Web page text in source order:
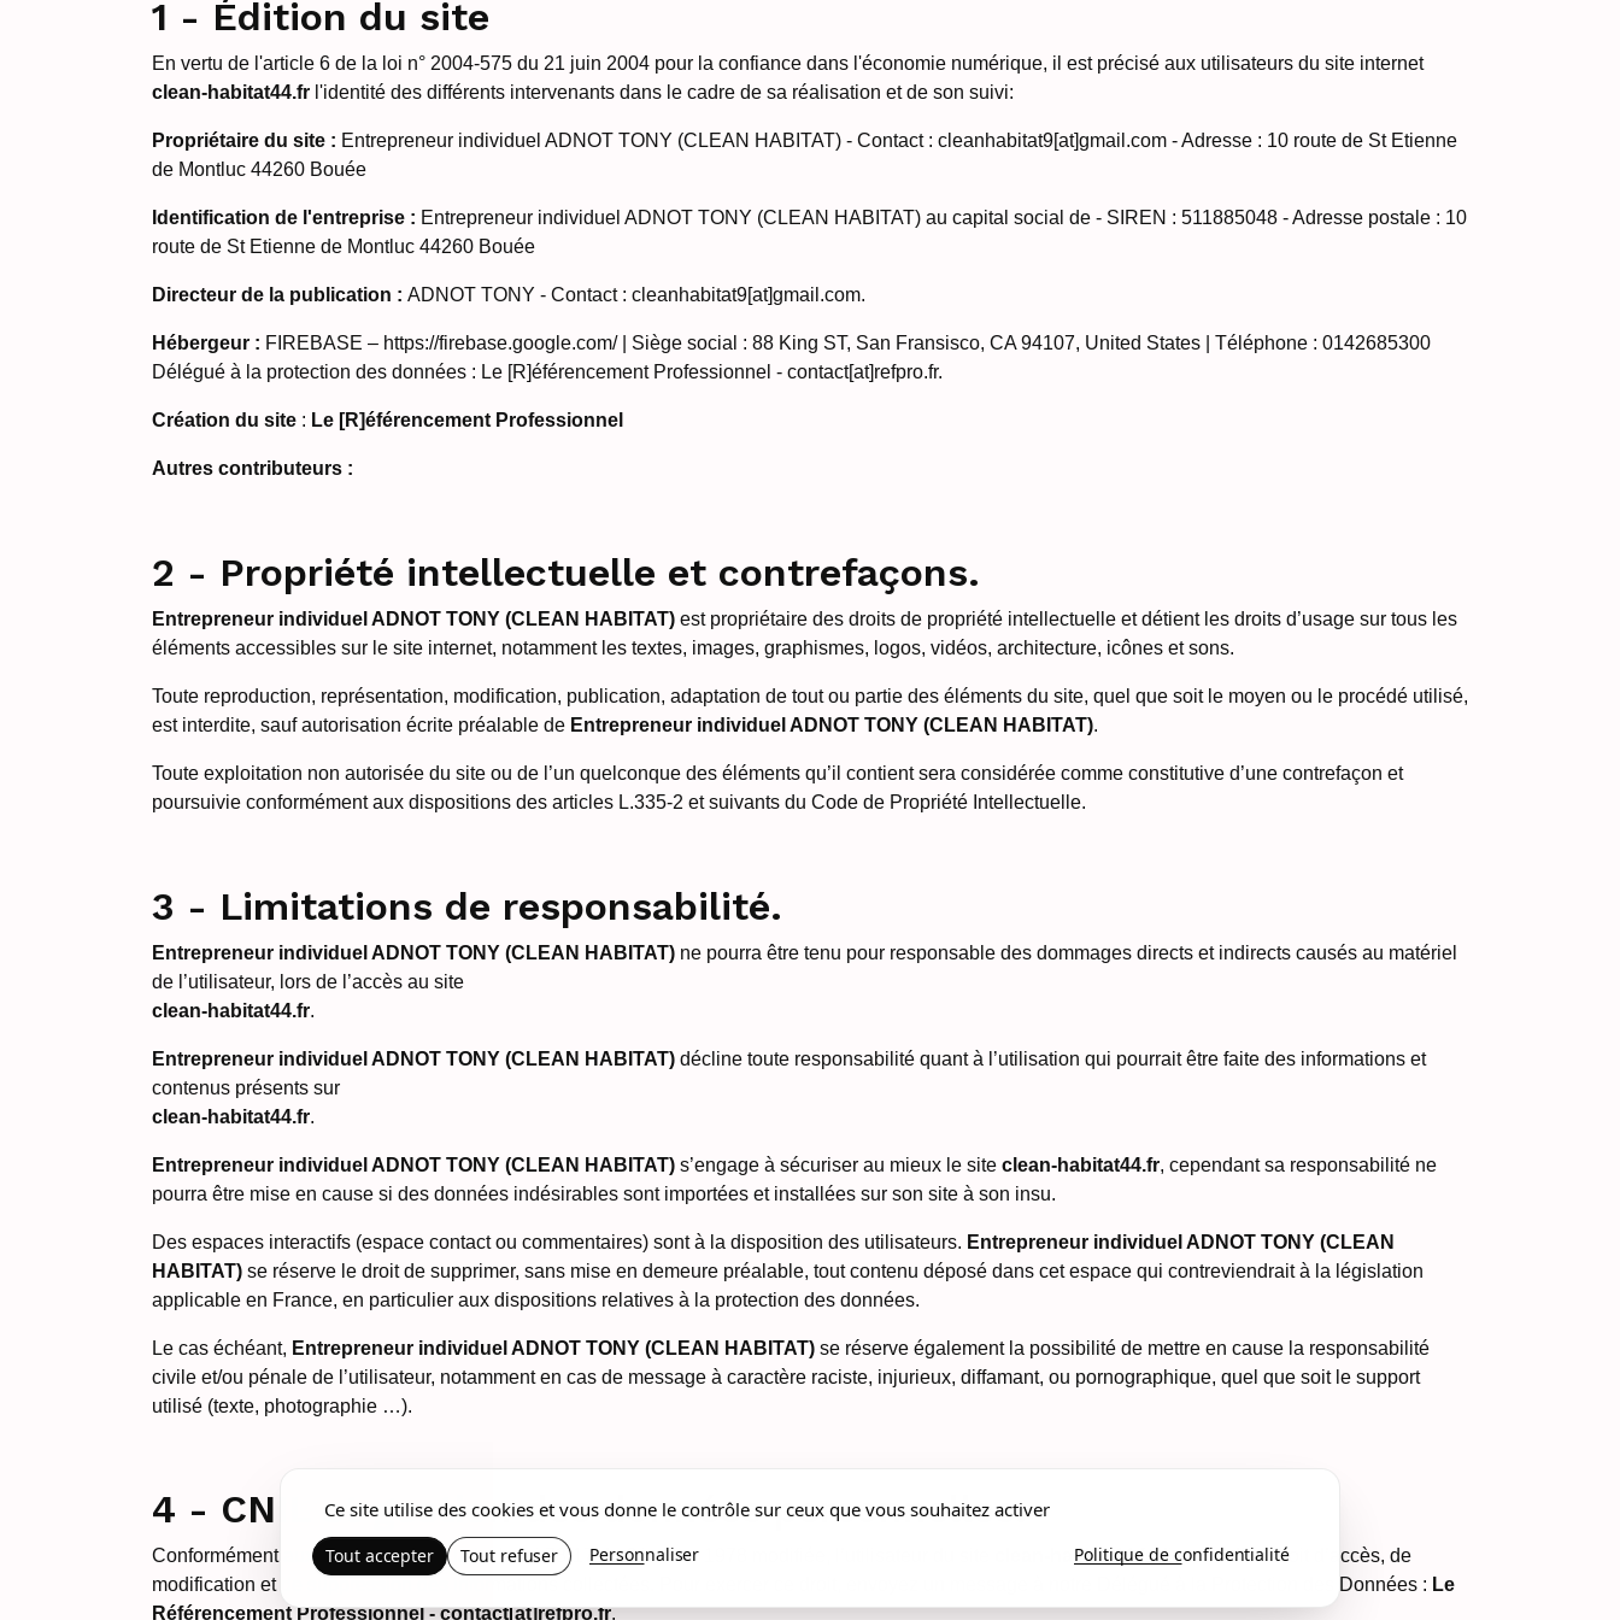
1 - Édition du site
En vertu de l'article 6 de la loi n° 2004-575 du 21 juin 2004 pour la confiance dans l'économie numérique, il est précisé aux utilisateurs du site internet
clean-habitat44.fr l'identité des différents intervenants dans le cadre de sa réalisation et de son suivi:
Propriétaire du site : Entrepreneur individuel ADNOT TONY (CLEAN HABITAT) - Contact : cleanhabitat9[at]gmail.com - Adresse : 10 route de St Etienne
de Montluc 44260 Bouée
Identification de l'entreprise : Entrepreneur individuel ADNOT TONY (CLEAN HABITAT) au capital social de - SIREN : 511885048 - Adresse postale : 10
route de St Etienne de Montluc 44260 Bouée
Directeur de la publication : ADNOT TONY - Contact : cleanhabitat9[at]gmail.com.
Hébergeur : FIREBASE – https://firebase.google.com/ | Siège social : 88 King ST, San Fransisco, CA 94107, United States | Téléphone : 0142685300
Délégué à la protection des données : Le [R]éférencement Professionnel - contact[at]refpro.fr.
Création du site : Le [R]éférencement Professionnel
Autres contributeurs :
2 - Propriété intellectuelle et contrefaçons.
Entrepreneur individuel ADNOT TONY (CLEAN HABITAT) est propriétaire des droits de propriété intellectuelle et détient les droits d’usage sur tous les
éléments accessibles sur le site internet, notamment les textes, images, graphismes, logos, vidéos, architecture, icônes et sons.
Toute reproduction, représentation, modification, publication, adaptation de tout ou partie des éléments du site, quel que soit le moyen ou le procédé utilisé,
est interdite, sauf autorisation écrite préalable de Entrepreneur individuel ADNOT TONY (CLEAN HABITAT).
Toute exploitation non autorisée du site ou de l’un quelconque des éléments qu’il contient sera considérée comme constitutive d’une contrefaçon et
poursuivie conformément aux dispositions des articles L.335-2 et suivants du Code de Propriété Intellectuelle.
3 - Limitations de responsabilité.
Entrepreneur individuel ADNOT TONY (CLEAN HABITAT) ne pourra être tenu pour responsable des dommages directs et indirects causés au matériel
de l’utilisateur, lors de l’accès au site
clean-habitat44.fr.
Entrepreneur individuel ADNOT TONY (CLEAN HABITAT) décline toute responsabilité quant à l’utilisation qui pourrait être faite des informations et
contenus présents sur
clean-habitat44.fr.
Entrepreneur individuel ADNOT TONY (CLEAN HABITAT) s’engage à sécuriser au mieux le site clean-habitat44.fr, cependant sa responsabilité ne
pourra être mise en cause si des données indésirables sont importées et installées sur son site à son insu.
Des espaces interactifs (espace contact ou commentaires) sont à la disposition des utilisateurs. Entrepreneur individuel ADNOT TONY (CLEAN
HABITAT) se réserve le droit de supprimer, sans mise en demeure préalable, tout contenu déposé dans cet espace qui contreviendrait à la législation
applicable en France, en particulier aux dispositions relatives à la protection des données.
Le cas échéant, Entrepreneur individuel ADNOT TONY (CLEAN HABITAT) se réserve également la possibilité de mettre en cause la responsabilité
civile et/ou pénale de l’utilisateur, notamment en cas de message à caractère raciste, injurieux, diffamant, ou pornographique, quel que soit le support
utilisé (texte, photographie …).
4 - CNIL et gestion des données personnelles.
Conformément aux dispositions de la loi la loi 78-17 du 6 janvier 1978 modifiée, l’utilisateur du site clean-habitat44.frdispose d’un droit d’accès, de
modification et de suppression des informations collectées. Pour exercer ce droit, envoyez un message à notre Délégué à la Protection des Données : Le
Référencement Professionnel - contact[at]refpro.fr.
Ce site utilise des cookies et vous donne le contrôle sur ceux que vous souhaitez activer
Tout accepter Tout refuser Personnaliser Politique de confidentialité